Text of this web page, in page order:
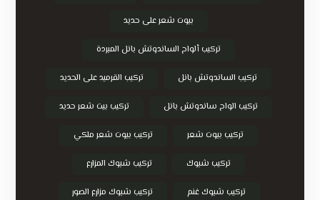
بيوت شعر على حديد
تركيب ألواح الساندوتش بانل المبردة
تركيب الساندوتش بانل تركيب القرميد على الحديد
تركيب الواح ساندوتش بانل تركيب بيت شعر حديد
تركيب بيوت شعر تركيب بيوت شعر ملكي
تركيب شبوك تركيب شبوك المزارع
تركيب شبوك غنم تركيب شبوك مزارع الصور